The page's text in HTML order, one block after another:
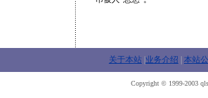
关于本站 业务介绍 本站
Copyright © 1999-2003